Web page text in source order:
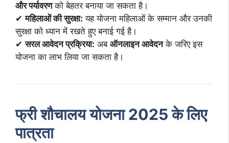
और पर्यावरणको बेहतर बनाया जा सकता है।
✔महिलाओं की सुरक्षा: यह योजना महिलाओं के सम्मान और उनकी
सुरक्षा को ध्यान में रखते हुए बनाई गई है।
✔सरल आवेदन प्रक्रिया: अब ऑनलाइन आवेदनके जरिए इस
योजना का लाभ लिया जा सकता है।
फ्री शौचालय योजना 2025 के लिए
पात्रता